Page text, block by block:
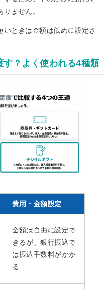
ません。
いときは金額は低めに設定さ
す？よく使われる4種類
費用・金額設定
金額は自由に設定で
きるが、銀行振込で
は振込手数料がかか
る